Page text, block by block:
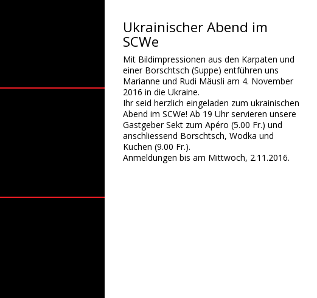
Ukrainischer Abend im
SCWe
Mit Bildimpressionen aus den Karpaten und
einer Borschtsch (Suppe) entführen uns
Marianne und Rudi Mäusli am 4. November
2016 in die Ukraine.
Ihr seid herzlich eingeladen zum ukrainischen
Abend im SCWe! Ab 19 Uhr servieren unsere
Gastgeber Sekt zum Apéro (5.00 Fr.) und
anschliessend Borschtsch, Wodka und
Kuchen (9.00 Fr.).
Anmeldungen bis am Mittwoch, 2.11.2016.